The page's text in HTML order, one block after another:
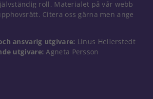
roll. Materialet på vår webb
Citera oss gärna men ange
ansvarig utgivare: Linus Hellerstedt
utgivare: Agneta Persson
Nödvändiga